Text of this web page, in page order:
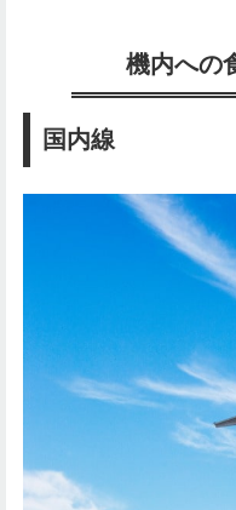
機内への
国内線